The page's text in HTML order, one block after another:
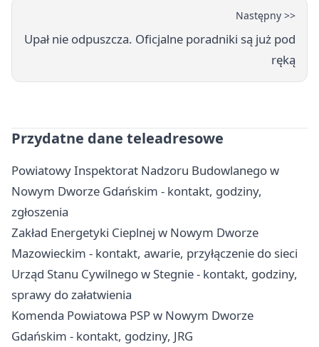
Następny >>
Upał nie odpuszcza. Oficjalne poradniki są już pod
ręką
Przydatne dane teleadresowe
Powiatowy Inspektorat Nadzoru Budowlanego w
Nowym Dworze Gdańskim - kontakt, godziny,
zgłoszenia
Zakład Energetyki Cieplnej w Nowym Dworze
Mazowieckim - kontakt, awarie, przyłączenie do sieci
Urząd Stanu Cywilnego w Stegnie - kontakt, godziny,
sprawy do załatwienia
Komenda Powiatowa PSP w Nowym Dworze
Gdańskim - kontakt, godziny, JRG